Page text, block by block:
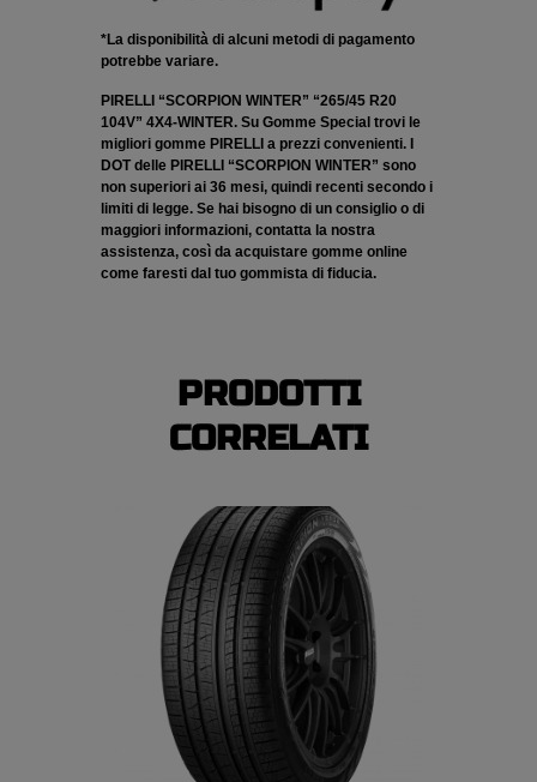
*La disponibilità di alcuni metodi di pagamento
potrebbe variare.
PIRELLI “SCORPION WINTER” “265/45 R20
104V” 4X4-WINTER. Su Gomme Special trovi le
migliori gomme PIRELLI a prezzi convenienti. I
DOT delle PIRELLI “SCORPION WINTER” sono
non superiori ai 36 mesi, quindi recenti secondo i
limiti di legge. Se hai bisogno di un consiglio o di
maggiori informazioni, contatta la nostra
assistenza, così da acquistare gomme online
come faresti dal tuo gommista di fiducia.
PRODOTTI
CORRELATI